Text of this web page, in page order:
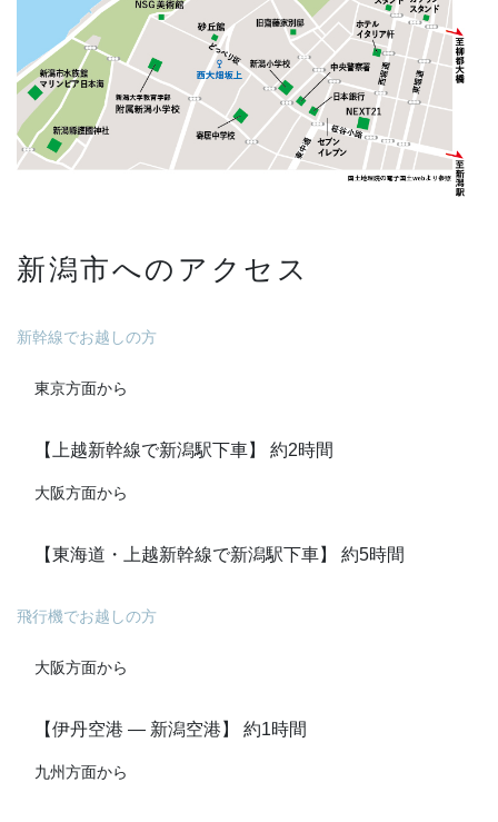
新潟市へのアクセス
新幹線でお越しの方
東京方面から
【上越新幹線で新潟駅下車】 約2時間
大阪方面から
【東海道・上越新幹線で新潟駅下車】 約5時間
飛行機でお越しの方
大阪方面から
【伊丹空港 ― 新潟空港】 約1時間
九州方面から